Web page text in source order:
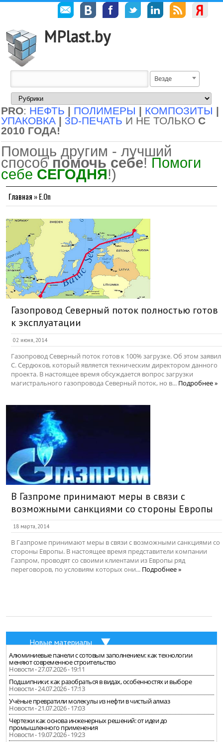
MPlast.by
Везде
PRO: НЕФТЬ | ПОЛИМЕРЫ | КОМПОЗИТЫ |
УПАКОВКА | 3D-ПЕЧАТЬ И НЕ ТОЛЬКО С
2010 ГОДА!
Помощь другим - лучший
способ помочь себе! Помоги
себе СЕГОДНЯ!)
Главная »E.On
Газопровод Северный поток полностью готов
к эксплуатации
02 июня, 2014
Газопровод Северный поток готов к 100% загрузке. Об этом заявил
С. Сердюков, который является техническим директором данного
проекта. В настоящее время обсуждается вопрос загрузки
магистрального газопровода Северный поток, но в... Подробнее »
В Газпроме принимают меры в связи с
возможными санкциями со стороны Европы
18 марта, 2014
В Газпроме принимают меры в связи с возможными санкциями со
стороны Европы. В настоящее время представители компании
Газпром, проводят со своими клиентами из Европы ряд
переговоров, по условиям которых они... Подробнее »
Новые материалы
Алюминиевые панели с сотовым заполнением: как технологии
меняют современное строительство
Новости - 27.07.2026 - 19:11
Подшипники: как разобраться в видах, особенностях и выборе
Новости - 24.07.2026 - 17:13
Учёные превратили молекулы из нефти в чистый алмаз
Новости - 21.07.2026 - 17:03
Чертежи как основа инженерных решений: от идеи до
промышленного применения
Новости - 19.07.2026 - 19:23